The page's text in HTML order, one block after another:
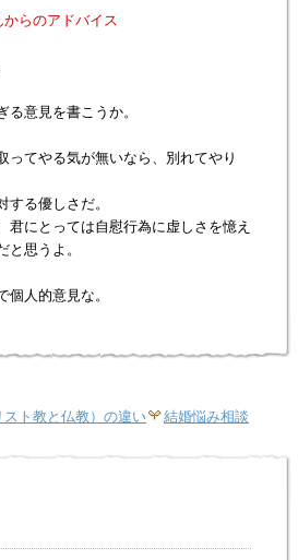
らのアドバイス
る意見を書こうか。
ってやる気が無いなら、別れてやり
する優しさだ。
君にとっては自慰行為に虚しさを憶え
と思うよ。
個人的意見な。
ト教と仏教）の違い 結婚悩み相談